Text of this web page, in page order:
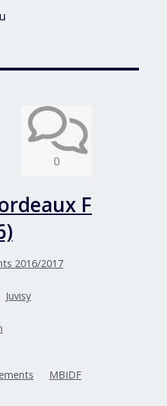
0
F
2016/2017
Juvisy
MBIDF